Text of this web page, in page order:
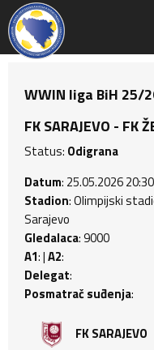
WWIN liga BiH 25/
FK SARAJEVO - FK
Status: Odigrana
Datum: 25.05.2026 20:30
Stadion: Olimpijski
Sarajevo
Gledalaca: 9000
A1: |A2:
Delegat:
Posmatrač suđenja:
FK SARAJEVO